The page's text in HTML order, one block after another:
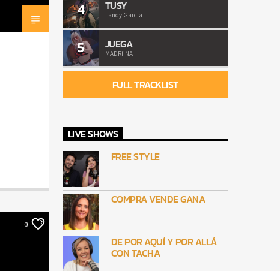
0
4 TUSY
Landy Garcia
5 JUEGA
MADRiiNA
FULL TRACKLIST
LIVE SHOWS
FREE STYLE
COMPRA VENDE GANA
DE POR AQUÍ Y POR ALLÁ
CON TACHA